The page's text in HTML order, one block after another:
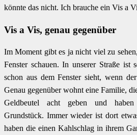
könnte das nicht. Ich brauche ein Vis a
Vis a Vis, genau gegenüber
Im Moment gibt es ja nicht viel zu
Fenster schauen. In unserer Straße ist
schon aus dem Fenster sieht, wenn
Genau gegenüber wohnt eine Familie,
Geldbeutel acht geben und
Grundstück. Immer wieder ist dort
haben die einen Kahlschlag in ihrem